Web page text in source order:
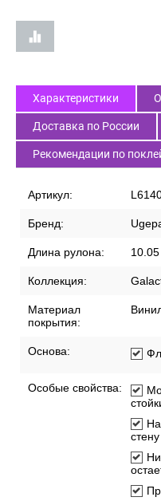
Характеристики
Доставка по России
Рекомендации по
Артикул:
Бренд:
Длина рулона:
Коллекция:
Материал
покрытия:
Основа:
Особые свойства:
стену